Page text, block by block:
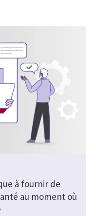
à fournir de
au moment où